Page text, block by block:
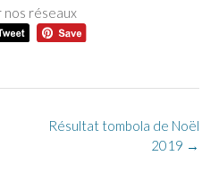
nos réseaux
Résultat tombola de Noël
2019 →